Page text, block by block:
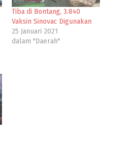
Tiba di Bontang, 3.840
Vaksin Sinovac Digunakan
25 Januari 2021
dalam "Daerah"